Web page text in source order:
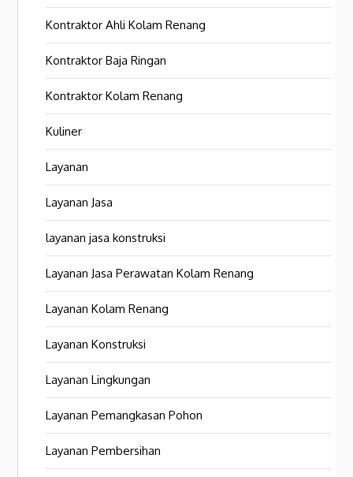
Kontraktor Ahli Kolam Renang
Kontraktor Baja Ringan
Kontraktor Kolam Renang
Kuliner
Layanan
Layanan Jasa
layanan jasa konstruksi
Layanan Jasa Perawatan Kolam Renang
Layanan Kolam Renang
Layanan Konstruksi
Layanan Lingkungan
Layanan Pemangkasan Pohon
Layanan Pembersihan